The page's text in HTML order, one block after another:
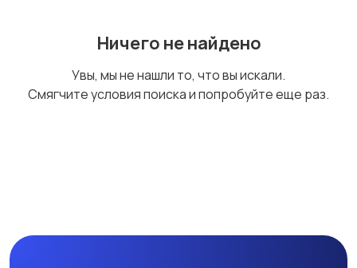
Ничего не найдено
Увы, мы не нашли то, что вы искали.
Смягчите условия поиска и попробуйте еще раз.